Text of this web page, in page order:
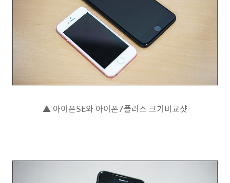
▲ 아이폰SE와 아이폰7플러스 크기비교샷